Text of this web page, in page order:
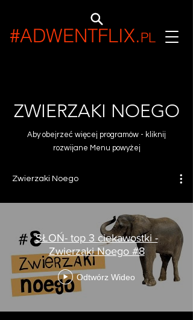
#ADWENTFLIX.PL
ZWIERZAKI NOEGO
Aby obejrzeć więcej programów - kliknij
rozwijane Menu powyżej
Zwierzaki Noego
SŁOŃ- top 3 ciekawostki -
Zwierzaki Noego #8
Odtwórz Wideo